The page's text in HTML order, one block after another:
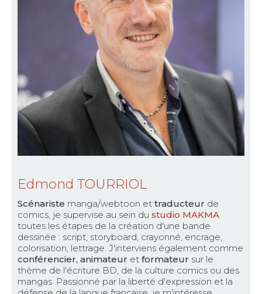
Edmond TOURRIOL
Scénariste manga/webtoon et traducteur de
comics, je supervise au sein du studio MAKMA
toutes les étapes de la création d'une bande
dessinée : script, storyboard, crayonné, encrage,
colorisation, lettrage. J'interviens également comme
conférencier, animateur et formateur sur le
thème de l'écriture BD, de la culture comics ou des
mangas. Passionné par la liberté d'expression et la